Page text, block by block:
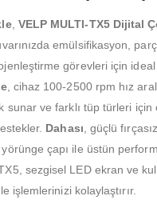
, VELP MULTI-TX5 Dijital
emülsifikasyon,
görevleri için ideal
, cihaz 100-2500 rpm hız
sunar ve farklı tüp türleri için
Dahası , güçlü
çapı ile üstün
sezgisel LED ekran ve
işlemlerinizi kolaylaştırır.